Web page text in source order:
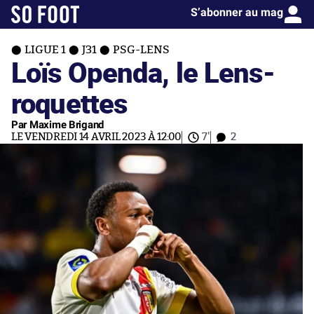
S’abonner au mag
LIGUE 1 J31 PSG-LENS
Loïs Openda, le Lens-
roquettes
Par Maxime Brigand
LE VENDREDI 14 AVRIL 2023 À 12:00 7' 2